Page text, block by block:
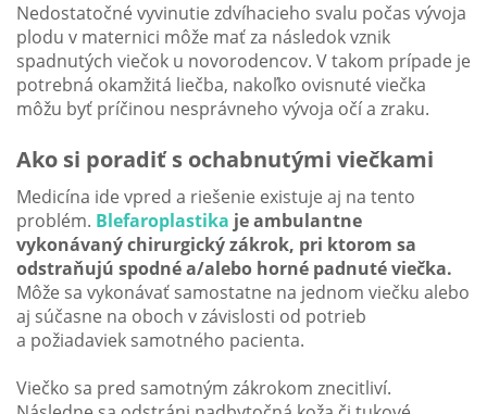
Nedostatočné vyvinutie zdvíhacieho svalu počas vývoja
plodu v maternici môže mať za následok vznik
spadnutých viečok u novorodencov. V takom prípade je
potrebná okamžitá liečba, nakoľko ovisnuté viečka
môžu byť príčinou nesprávneho vývoja očí a zraku.
Ako si poradiť s ochabnutými viečkami
Medicína ide vpred a riešenie existuje aj na tento
problém. Blefaroplastika je ambulantne
vykonávaný chirurgický zákrok, pri ktorom sa
odstraňujú spodné a/alebo horné padnuté viečka.
Môže sa vykonávať samostatne na jednom viečku alebo
aj súčasne na oboch v závislosti od potrieb
a požiadaviek samotného pacienta.
Viečko sa pred samotným zákrokom znecitliví.